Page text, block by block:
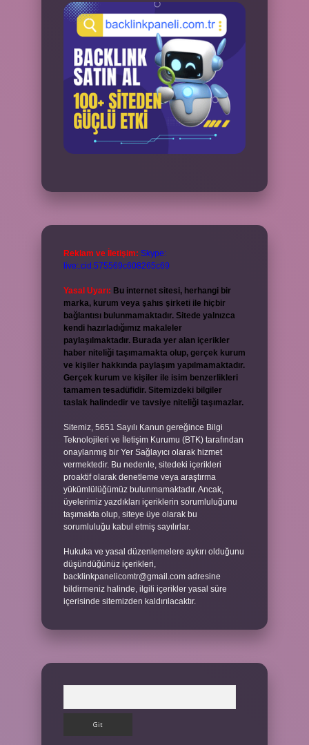
Reklam ve İletişim: Skype:
live:.cid.575569c608265c69
Yasal Uyarı: Bu internet sitesi, herhangi bir
marka, kurum veya şahıs şirketi ile hiçbir
bağlantısı bulunmamaktadır. Sitede yalnızca
kendi hazırladığımız makaleler
paylaşılmaktadır. Burada yer alan içerikler
haber niteliği taşımamakta olup, gerçek kurum
ve kişiler hakkında paylaşım yapılmamaktadır.
Gerçek kurum ve kişiler ile isim benzerlikleri
tamamen tesadüfidir. Sitemizdeki bilgiler
taslak halindedir ve tavsiye niteliği taşımazlar.
Sitemiz, 5651 Sayılı Kanun gereğince Bilgi
Teknolojileri ve İletişim Kurumu (BTK) tarafından
onaylanmış bir Yer Sağlayıcı olarak hizmet
vermektedir. Bu nedenle, sitedeki içerikleri
proaktif olarak denetleme veya araştırma
yükümlülüğümüz bulunmamaktadır. Ancak,
üyelerimiz yazdıkları içeriklerin sorumluluğunu
taşımakta olup, siteye üye olarak bu
sorumluluğu kabul etmiş sayılırlar.
Hukuka ve yasal düzenlemelere aykırı olduğunu
düşündüğünüz içerikleri,
backlinkpanelicomtr@gmail.com adresine
bildirmeniz halinde, ilgili içerikler yasal süre
içerisinde sitemizden kaldırılacaktır.